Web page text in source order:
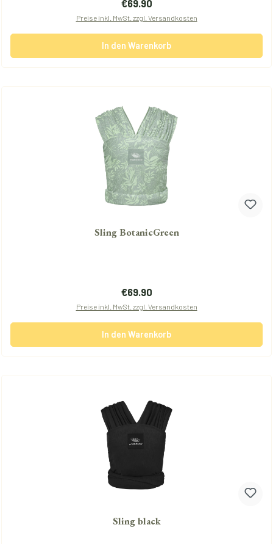
Regulärer Preis:
€69.90
Preise inkl. MwSt. zzgl. Versandkosten
In den Warenkorb
Sling BotanicGreen
Regulärer Preis:
€69.90
Preise inkl. MwSt. zzgl. Versandkosten
In den Warenkorb
Sling black